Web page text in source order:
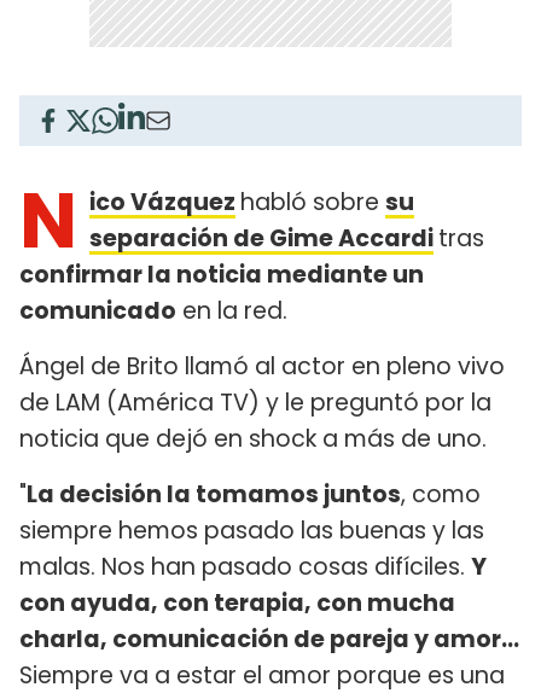
N ico Vázquez habló sobre su
separación de Gime Accarditras
confirmar la noticia mediante un
comunicado en la red.
Ángel de Brito llamó al actor en pleno vivo
de LAM (América TV) y le preguntó por la
noticia que dejó en shock a más de uno.
"La decisión la tomamos juntos, como
siempre hemos pasado las buenas y las
malas. Nos han pasado cosas difíciles. Y
con ayuda, con terapia, con mucha
charla, comunicación de pareja y amor...
Siempre va a estar el amor porque es una